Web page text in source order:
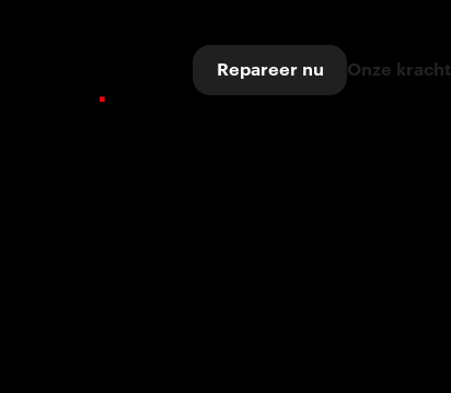
Repareer nu Onze kracht